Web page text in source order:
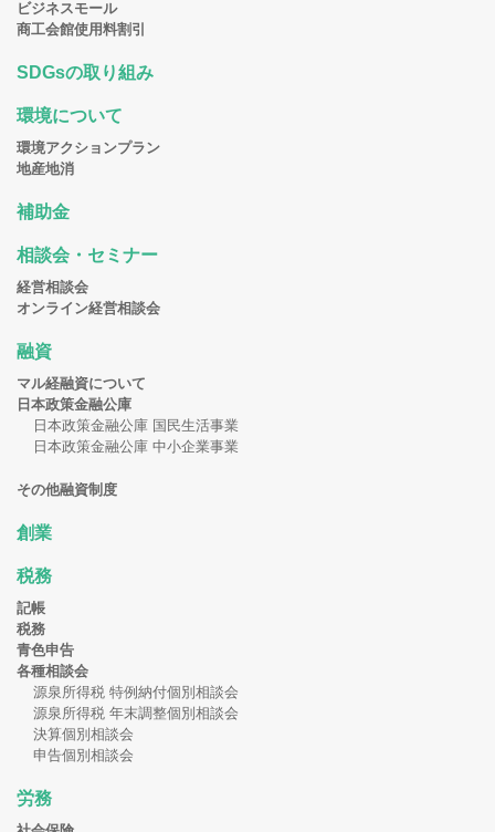
ビジネスモール
商工会館使用料割引
SDGsの取り組み
環境について
環境アクションプラン
地産地消
補助金
相談会・セミナー
経営相談会
オンライン経営相談会
融資
マル経融資について
日本政策金融公庫
日本政策金融公庫 国民生活事業
日本政策金融公庫 中小企業事業
その他融資制度
創業
税務
記帳
税務
青色申告
各種相談会
源泉所得税 特例納付個別相談会
源泉所得税 年末調整個別相談会
決算個別相談会
申告個別相談会
労務